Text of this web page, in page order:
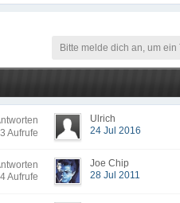
Bitte melde dich an, um
Aufrufe
Ulrich
24 Jul 2016
Aufrufe
Joe Chip
28 Jul 2011